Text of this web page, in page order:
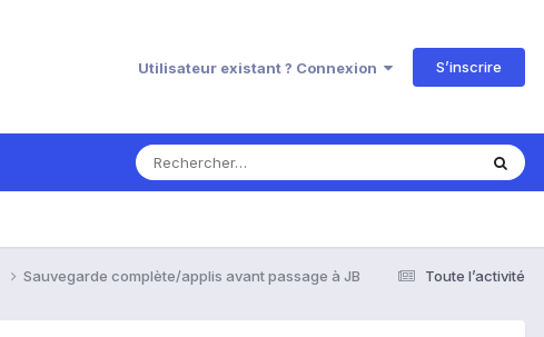
Utilisateur existant ? Connexion S’inscrire
Toute l’activité
Sauvegarde complète/applis avant passage à JB